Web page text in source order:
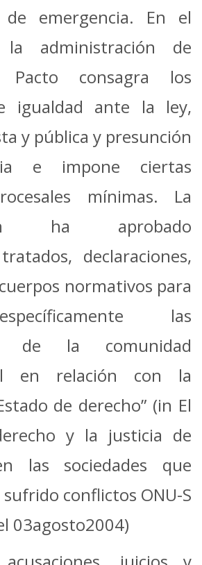
de emergencia. En el
administración de
consagra los
igualdad ante la ley,
y pública y presunción
e impone ciertas
mínimas. La
ha aprobado
declaraciones,
normativos para
las
de la comunidad
en relación con la
de derecho” (in El
y la justicia de
las sociedades que
conflictos ONU-S
03agosto2004)